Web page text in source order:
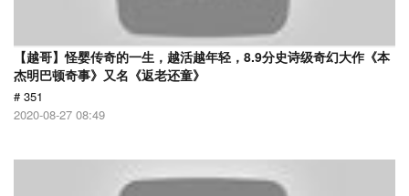
【越哥】怪婴传奇的一生，越活越年轻，8.9分史诗级奇幻大作《本
杰明巴顿奇事》又名《返老还童》
# 351
2020-08-27 08:49